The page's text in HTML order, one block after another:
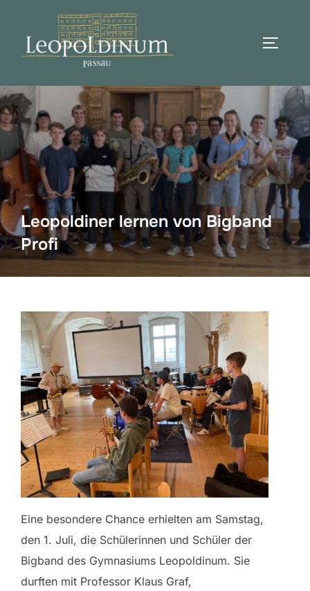
springen
Suchen
Leopoldiner lernen von Bigband
Profi
Eine besondere Chance erhielten am Samstag,
den 1. Juli, die Schülerinnen und Schüler der
Bigband des Gymnasiums Leopoldinum. Sie
durften mit Professor Klaus Graf,